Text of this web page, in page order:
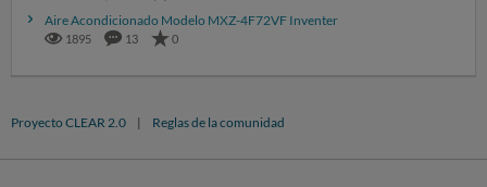
Aire Acondicionado Modelo MXZ-4F72VF Inventer
1895 13 0
Proyecto CLEAR 2.0 | Reglas de la comunidad